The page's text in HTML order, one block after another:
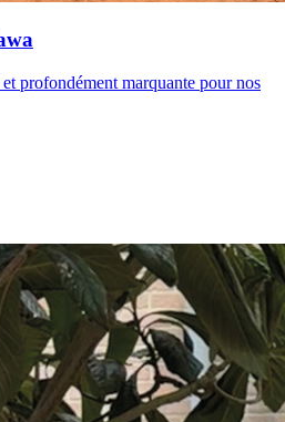
profondément marquante pour nos